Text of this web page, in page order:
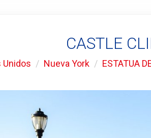
CASTLE
Unidos Nueva York ESTATUA